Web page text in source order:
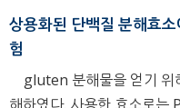
상용화된 단백질 분해효
험
gluten 분해물을 얻기 위